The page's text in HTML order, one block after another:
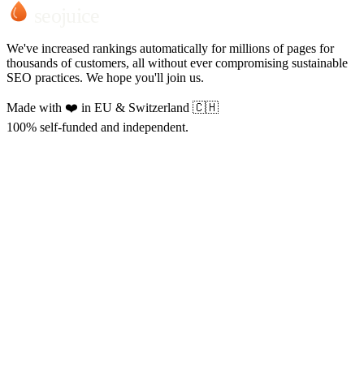
We've increased rankings automatically for millions of pages for
thousands of customers, all without ever compromising sustainable
SEO practices. We hope you'll join us.
Made with ❤️ in EU & Switzerland 🇨🇭
100% self-funded and independent.